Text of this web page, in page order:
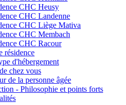
CHC Heusy
CHC Landenne
CHC Liège Mativa
CHC Membach
CHC Racour
résidence
d'hébergement
chez vous
de la personne âgée
- Philosophie et points forts